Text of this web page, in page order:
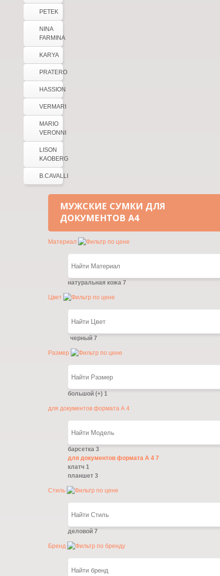
PETEK
NINA
FARMINA
KARYA
PRATERO
HASSION
VERMARI
MARIO
VERONNI
LISON
KAOBERG
B.CAVALLI
МУЖСКИЕ СУМКИ ДЛЯ
ДОКУМЕНТОВ А4
Материал
натуральная кожа 7
Цвет
черный 7
Размер
большой (+) 1
для документов формата А 4
барсетка 3
для документов формата А 4 7
клатч 1
планшет 3
Стиль
деловой 7
Бренд